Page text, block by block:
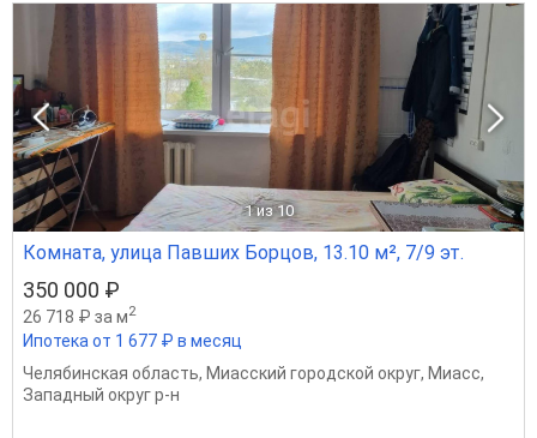
1 из 10
Комната, улица Павших Борцов, 13.10 м², 7/9 эт.
350 000 ₽
26 718 ₽ за м2
Ипотека от 1 677 ₽ в месяц
Челябинская область, Миасский городской округ, Миасс,
Западный округ р-н